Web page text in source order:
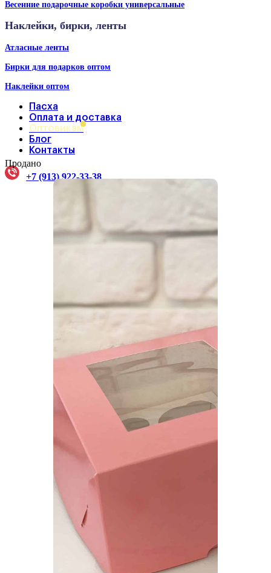
Весенние подарочные коробки универсальные
Наклейки, бирки, ленты
Атласные ленты
Бирки для подарков оптом
Наклейки оптом
Пасха
Оплата и доставка
Оптовикам
Блог
Контакты
+7 (913) 922-33-38
Продано